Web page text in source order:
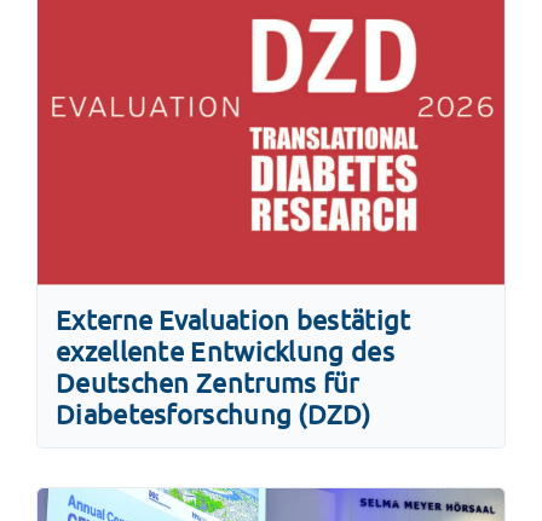
Externe Evaluation bestätigt
exzellente Entwicklung des
Deutschen Zentrums für
Diabetesforschung (DZD)